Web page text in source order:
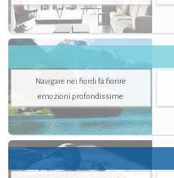
Navigare nei fiordi fa fiorire
emozioni profondissime